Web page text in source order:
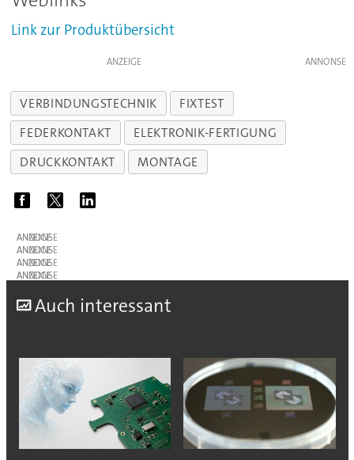
Link zur Produktübersicht
ANZEIGE
VERBINDUNGSTECHNIK
FIXTEST
FEDERKONTAKT
ELEKTRONIK-FERTIGUNG
DRUCKKONTAKT
MONTAGE
ANZEIGE
ANZEIGE
ANZEIGE
ANZEIGE
Auch interessant